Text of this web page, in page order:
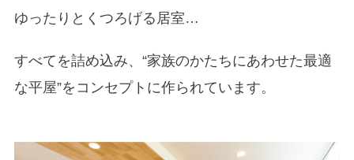
ゆったりとくつろげる居室…
すべてを詰め込み、“家族のかたちにあわせた最適
な平屋”をコンセプトに作られています。